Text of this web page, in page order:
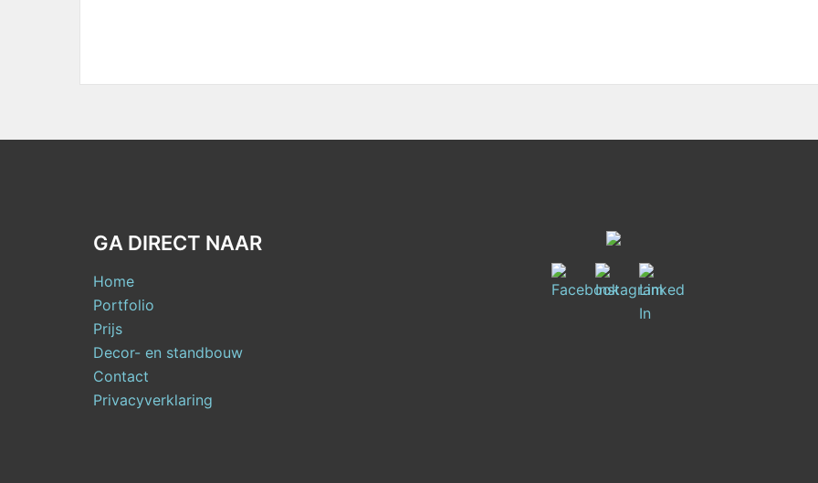
GA DIRECT NAAR
Home
Portfolio
Prijs
Decor- en standbouw
Contact
Privacyverklaring